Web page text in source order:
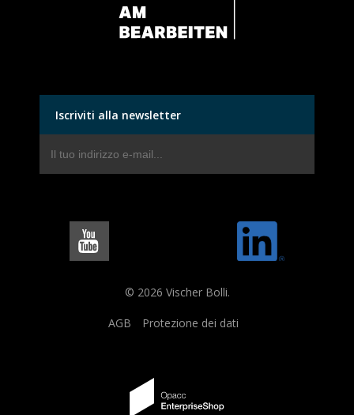
Iscriviti alla newsletter
© 2026 Vischer Bolli.
AGB Protezione dei dati